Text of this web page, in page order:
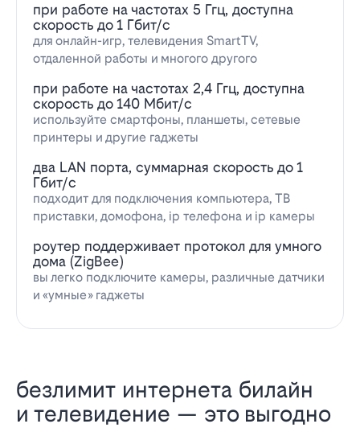
при работе на частотах 5 Ггц, доступна
скорость до 1 Гбит/с
для онлайн-игр, телевидения SmartTV,
отдаленной работы и многого другого
при работе на частотах 2,4 Ггц, доступна
скорость до 140 Мбит/с
используйте смартфоны, планшеты, сетевые
принтеры и другие гаджеты
два LAN порта, суммарная скорость до 1
Гбит/с
подходит для подключения компьютера, ТВ
приставки, домофона, ip телефона и ip камеры
роутер поддерживает протокол для умного
дома (ZigBee)
вы легко подключите камеры, различные датчики
и «умные» гаджеты
безлимит интернета билайн
и телевидение — это выгодно